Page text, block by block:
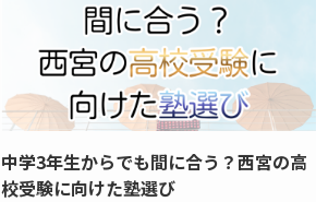
中学3年生からでも間に合う？西宮の高
校受験に向けた塾選び